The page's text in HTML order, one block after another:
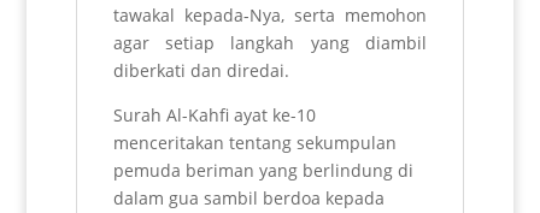
tawakal kepada-Nya, serta memohon
agar setiap langkah yang diambil
diberkati dan diredai.
Surah Al-Kahfi ayat ke-10
menceritakan tentang sekumpulan
pemuda beriman yang berlindung di
dalam gua sambil berdoa kepada